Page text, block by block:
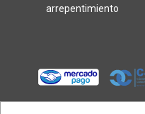
arrepentimiento